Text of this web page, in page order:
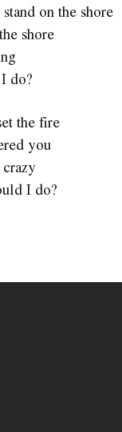
on the shore
shore
do?
the fire
you
I do?